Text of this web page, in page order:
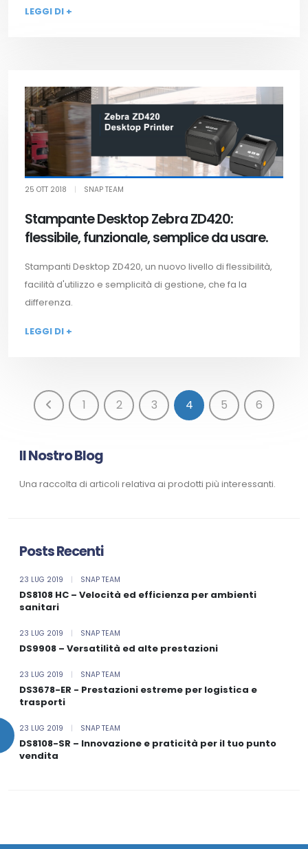
LEGGI DI +
25 OTT 2018 SNAP TEAM
Stampante Desktop Zebra ZD420:
flessibile, funzionale, semplice da usare.
Stampanti Desktop ZD420, un nuovo livello di flessibilità,
facilità d'utilizzo e semplicità di gestione, che fa la
differenza.
LEGGI DI +
1 2 3 4 5 6
Il Nostro Blog
Una raccolta di articoli relativa ai prodotti più interessanti.
Posts Recenti
23 LUG 2019 | SNAP TEAM
DS8108 HC – Velocità ed efficienza per ambienti
sanitari
23 LUG 2019 | SNAP TEAM
DS9908 – Versatilità ed alte prestazioni
23 LUG 2019 | SNAP TEAM
DS3678-ER - Prestazioni estreme per logistica e
trasporti
23 LUG 2019 | SNAP TEAM
DS8108-SR – Innovazione e praticità per il tuo punto
vendita